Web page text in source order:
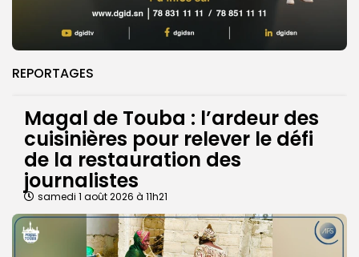
REPORTAGES
Magal de Touba : l’ardeur des
cuisinières pour relever le défi
de la restauration des
journalistes
samedi 1 août 2026 à 11h21